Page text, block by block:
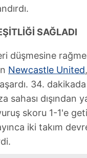
SAĞLADI
düşmesine
Newcastle United
34.
sahası dışından
skoru 1-1'e
iki takım